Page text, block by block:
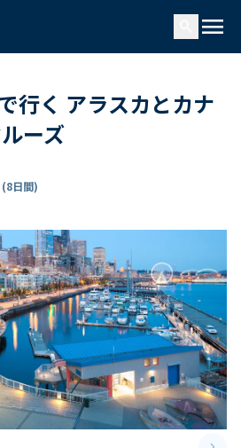
menu
行く アラスカとカナ
ーズ
(8日間)